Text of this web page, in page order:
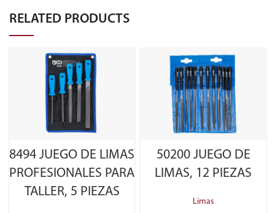
RELATED PRODUCTS
8494 JUEGO DE LIMAS
PROFESIONALES PARA
TALLER, 5 PIEZAS
50200 JUEGO DE
LIMAS, 12 PIEZAS
Limas